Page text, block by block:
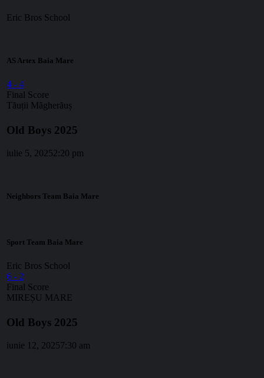
Eric Bros School
AS Artex Baia Mare
4 - 4
Final Score
Tăuții Măgherăuș
Old Boys 2025
iulie 5, 20252:20 pm
Neighbors Team Baia Mare
Sport Team Baia Mare
Eric Bros School
6 - 2
Final Score
MIREȘU MARE
Old Boys 2025
iunie 12, 20257:30 am